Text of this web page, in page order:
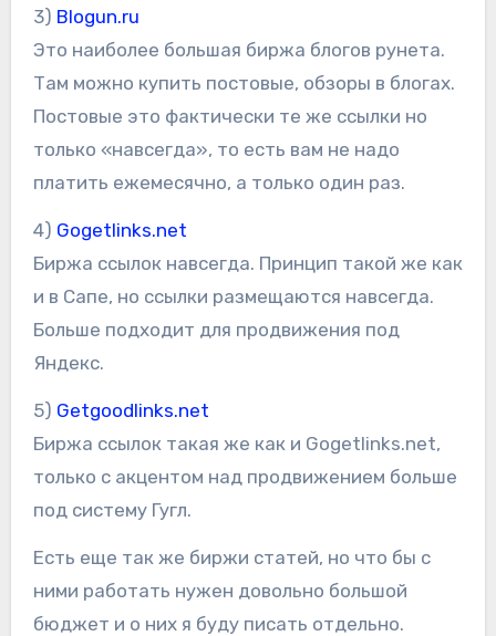
3) Blogun.ru
Это наиболее большая биржа блогов рунета.
Там можно купить постовые, обзоры в блогах.
Постовые это фактически те же ссылки но
только «навсегда», то есть вам не надо
платить ежемесячно, а только один раз.
4) Gogetlinks.net
Биржа ссылок навсегда. Принцип такой же как
и в Сапе, но ссылки размещаются навсегда.
Больше подходит для продвижения под
Яндекс.
5) Getgoodlinks.net
Биржа ссылок такая же как и Gogetlinks.net,
только с акцентом над продвижением больше
под систему Гугл.
Есть еще так же биржи статей, но что бы с
ними работать нужен довольно большой
бюджет и о них я буду писать отдельно.